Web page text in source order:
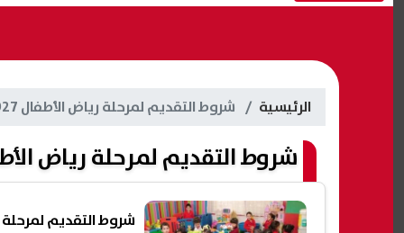
الرئيسية شروط التقديم لمرحلة رياض الأطفال 2027
شروط التقديم لمرحلة رياض
شروط التقديم لمرحلة رياض